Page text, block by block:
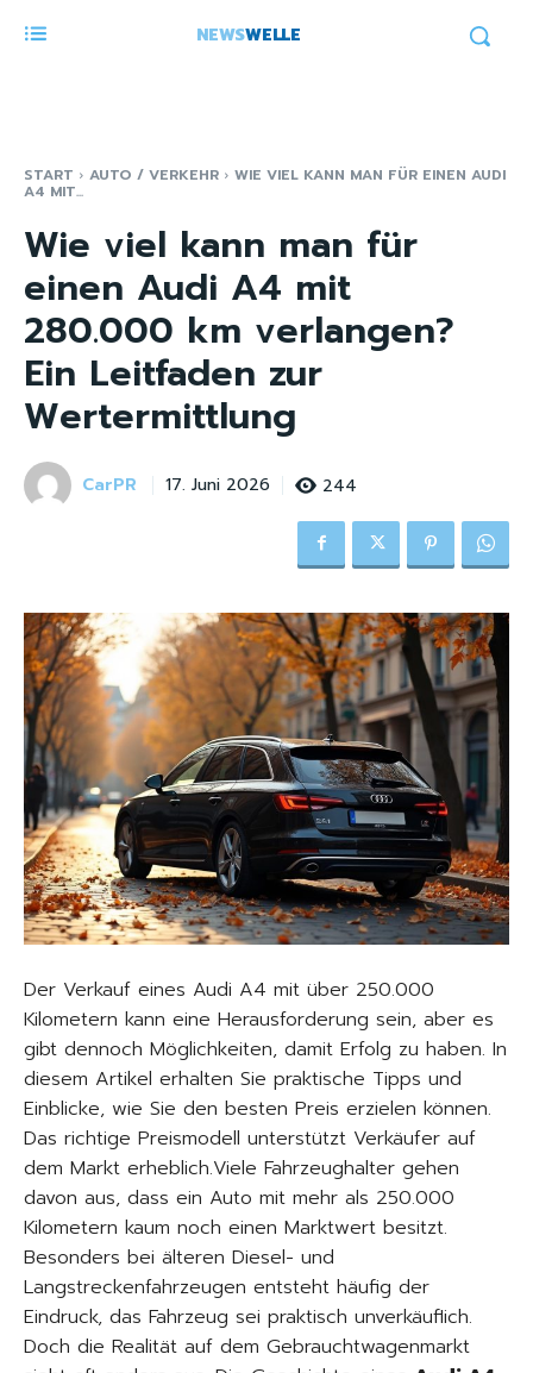
NEWSWELLE
START AUTO / VERKEHR WIE VIEL KANN MAN FÜR EINEN AUDI
A4 MIT...
Wie viel kann man für
einen Audi A4 mit
280.000 km verlangen?
Ein Leitfaden zur
Wertermittlung
CarPR 17. Juni 2026 244
Der Verkauf eines Audi A4 mit über 250.000
Kilometern kann eine Herausforderung sein, aber es
gibt dennoch Möglichkeiten, damit Erfolg zu haben. In
diesem Artikel erhalten Sie praktische Tipps und
Einblicke, wie Sie den besten Preis erzielen können.
Das richtige Preismodell unterstützt Verkäufer auf
dem Markt erheblich.Viele Fahrzeughalter gehen
davon aus, dass ein Auto mit mehr als 250.000
Kilometern kaum noch einen Marktwert besitzt.
Besonders bei älteren Diesel- und
Langstreckenfahrzeugen entsteht häufig der
Eindruck, das Fahrzeug sei praktisch unverkäuflich.
Doch die Realität auf dem Gebrauchtwagenmarkt